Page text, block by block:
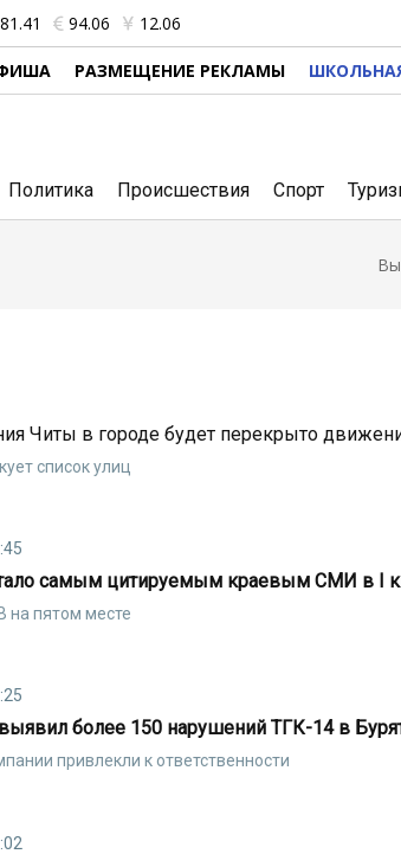
81.41 94.06 12.06
РАЗМЕЩЕНИЕ РЕКЛАМЫ
Политика Происшествия Спорт
Читы в городе будет перекрыто
список улиц
самым цитируемым краевым СМИ в I
на пятом месте
более 150 нарушений ТГК-14 в
привлекли к ответственности